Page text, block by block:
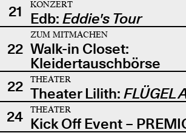
21
KONZERT
Edb: Eddie's Tour
22
ZUM MITMACHEN
Walk-in Closet:
Kleidertauschbörse
22
THEATER
Theater Lilith: FLÜGEL
24
THEATER
Kick Off Event –